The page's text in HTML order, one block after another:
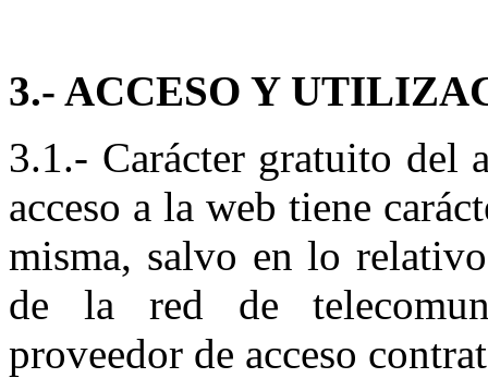
3.- ACCESO Y
3.1.- Carácter gratuito del
acceso a la web tiene
misma, salvo en lo
de la red de
proveedor de acceso